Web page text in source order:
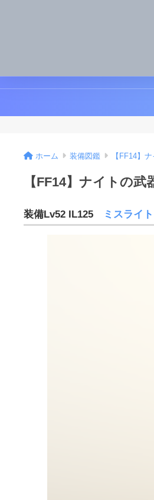
ホーム 装備図鑑 【FF14】
【FF14】ナイトの
装備Lv52 IL125 ミスライ